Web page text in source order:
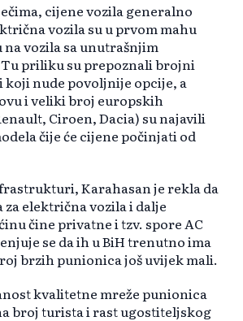
cijene vozila generalno
vozila su u prvom mahu
na vozila sa unutrašnjim
priliku su prepoznali brojni
nude povoljnije opcije, a
i veliki broj europskih
Ciroen, Dacia) su najavili
čije će cijene počinjati od
Karahasan je rekla da
električna vozila i dalje
čine privatne i tzv. spore AC
se da ih u BiH trenutno ima
brzih punionica još uvijek mali.
kvalitetne mreže punionica
broj turista i rast ugostiteljskog